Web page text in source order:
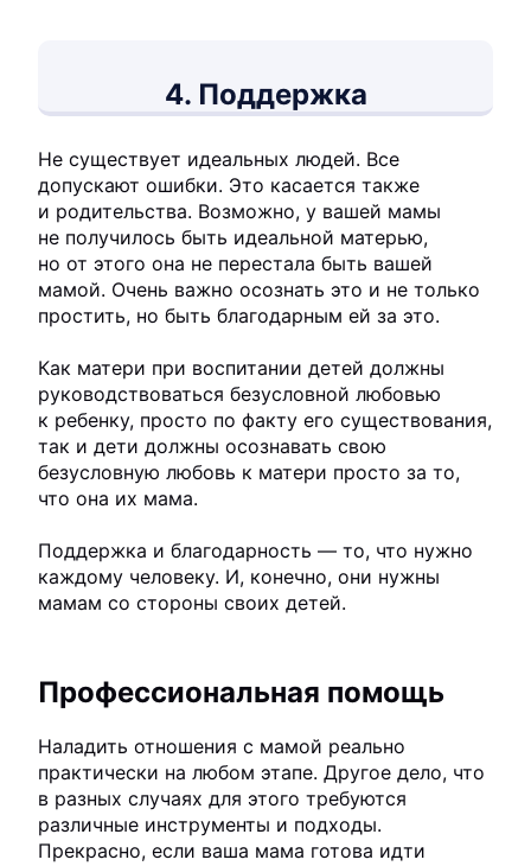
4. Поддержка
Не существует идеальных людей. Все
допускают ошибки. Это касается также
и родительства. Возможно, у вашей мамы
не получилось быть идеальной матерью,
но от этого она не перестала быть вашей
мамой. Очень важно осознать это и не только
простить, но быть благодарным ей за это.
Как матери при воспитании детей должны
руководствоваться безусловной любовью
к ребенку, просто по факту его существования,
так и дети должны осознавать свою
безусловную любовь к матери просто за то,
что она их мама.
Поддержка и благодарность — то, что нужно
каждому человеку. И, конечно, они нужны
мамам со стороны своих детей.
Профессиональная помощь
Наладить отношения с мамой реально
практически на любом этапе. Другое дело, что
в разных случаях для этого требуются
различные инструменты и подходы.
Прекрасно, если ваша мама готова идти